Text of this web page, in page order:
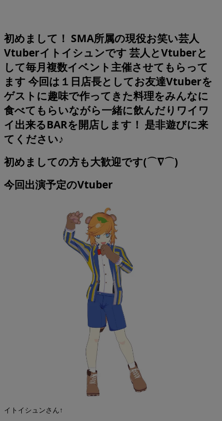
初めまして！ SMA所属の現役お笑い芸人
Vtuberイトイシュンです 芸人とVtuberと
して毎月複数イベント主催させてもらって
ます 今回は１日店長としてお友達Vtuberを
ゲストに趣味で作ってきた料理をみんなに
食べてもらいながら一緒に飲んだりワイワ
イ出来るBARを開店します！ 是非遊びに来
てください♪
初めましての方も大歓迎です(⌒∇⌒)
今回出演予定のVtuber
イトイシュンさん↑